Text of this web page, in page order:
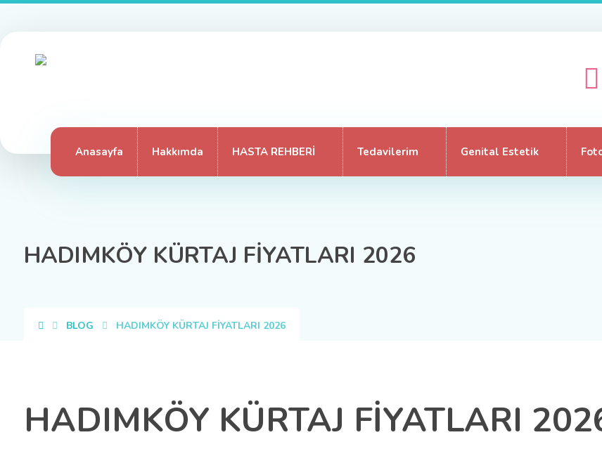
Anasayfa Hakkımda HASTA REHBERİ Tedavilerim Genital Estetik
HADIMKÖY KÜRTAJ FİYATLARI 2026
BLOG HADIMKÖY KÜRTAJ FİYATLARI 2026
HADIMKÖY KÜRTAJ FİYATLARI